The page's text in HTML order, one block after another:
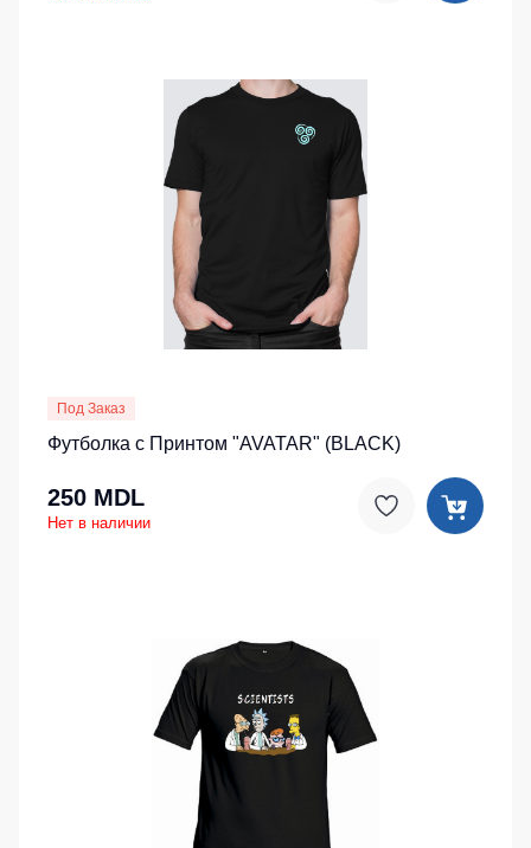
Под Заказ
Футболка с Принтом "AVATAR" (BLACK)
250 MDL
Нет в наличии